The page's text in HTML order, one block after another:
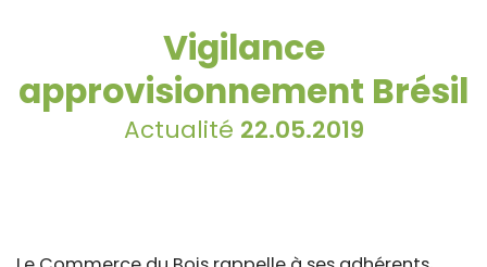
Vigilance
approvisionnement Brésil
Actualité 22.05.2019